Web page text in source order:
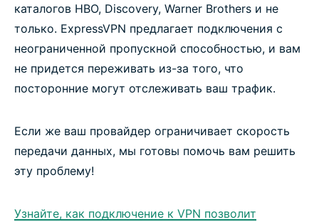
каталогов HBO, Discovery, Warner Brothers и не
только. ExpressVPN предлагает подключения с
неограниченной пропускной способностью, и вам
не придется переживать из-за того, что
посторонние могут отслеживать ваш трафик.
Если же ваш провайдер ограничивает скорость
передачи данных, мы готовы помочь вам решить
эту проблему!
Узнайте, как подключение к VPN позволит